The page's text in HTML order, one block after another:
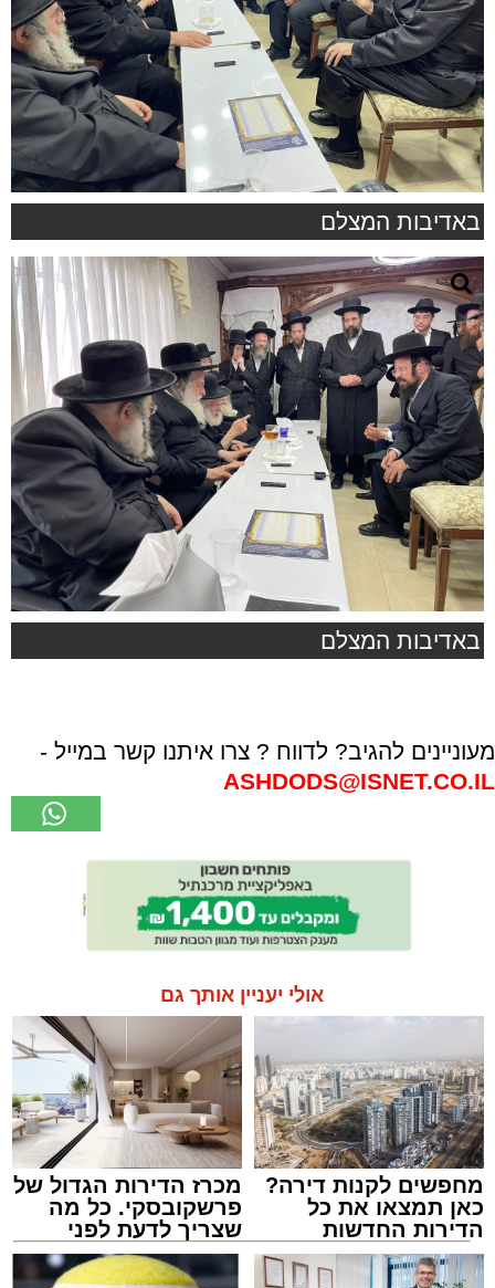
באדיבות המצלם
באדיבות המצלם
מעוניינים להגיב? לדווח ? צרו איתנו קשר במייל -
ASHDODS@ISNET.CO.IL
אולי יעניין אותך גם
מחפשים לקנות דירה?
כאן תמצאו את כל
הדירות החדשות
למכירה באשדוד >>>
מכרז הדירות הגדול של
פרשקובסקי. כל מה
שצריך לדעת לפני
שמגישים הצעה לדירה
באשדוד